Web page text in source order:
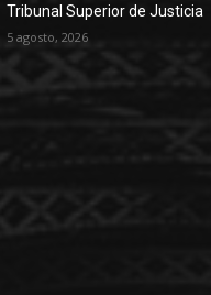
Tribunal Superior de Justicia
5 agosto, 2026